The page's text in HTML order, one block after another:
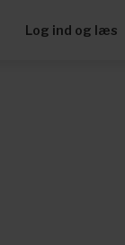
Log ind og læs